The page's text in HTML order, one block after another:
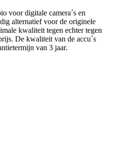
voor digitale camera´s en
alternatief voor de originele
kwaliteit tegen echter tegen
De kwaliteit van de accu´s
van 3 jaar.